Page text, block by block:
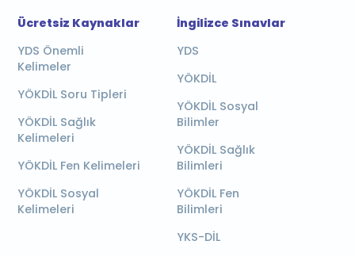
Ücretsiz Kaynaklar
YDS Önemli
Kelimeler
YÖKDİL Soru Tipleri
YÖKDİL Sağlık
Kelimeleri
YÖKDİL Fen Kelimeleri
YÖKDİL Sosyal
Kelimeleri
İngilizce Sınavlar
YDS
YÖKDİL
YÖKDİL Sosyal
Bilimler
YÖKDİL Sağlık
Bilimleri
YÖKDİL Fen
Bilimleri
YKS-DİL